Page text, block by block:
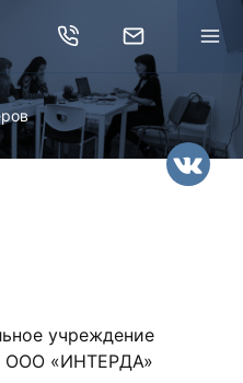
учреждение
ООО «ИНТЕРДА»